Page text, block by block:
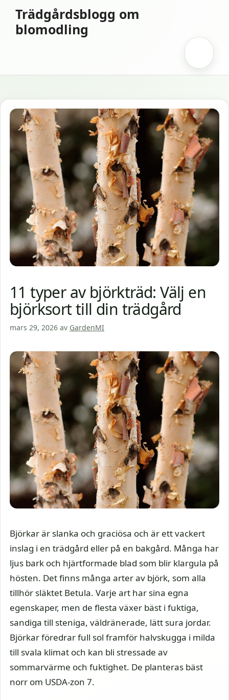
innehåll
Trädgårdsblogg om
blomodling
11 typer av björkträd: Välj en
björksort till din trädgård
mars 29, 2026 av GardenMI
Björkar är slanka och graciösa och är ett vackert
inslag i en trädgård eller på en bakgård. Många har
ljus bark och hjärtformade blad som blir klargula på
hösten. Det finns många arter av björk, som alla
tillhör släktet Betula. Varje art har sina egna
egenskaper, men de flesta växer bäst i fuktiga,
sandiga till steniga, väldränerade, lätt sura jordar.
Björkar föredrar full sol framför halvskugga i milda
till svala klimat och kan bli stressade av
sommarvärme och fuktighet. De planteras bäst
norr om USDA-zon 7.